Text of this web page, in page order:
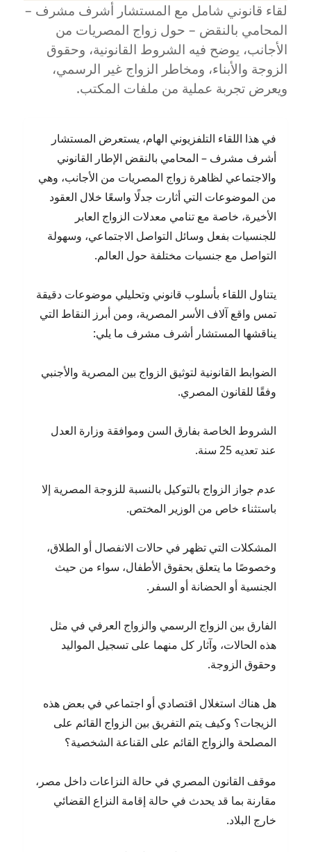
من
المحامي
أشرف
مشرف
لقاء قانوني شامل مع المستشار أشرف مشرف –
المحامي بالنقض – حول زواج المصريات من
الأجانب، يوضح فيه الشروط القانونية، وحقوق
الزوجة والأبناء، ومخاطر الزواج غير الرسمي،
ويعرض تجربة عملية من ملفات المكتب.
في هذا اللقاء التلفزيوني الهام، يستعرض المستشار
أشرف مشرف – المحامي بالنقض الإطار القانوني
والاجتماعي لظاهرة زواج المصريات من الأجانب، وهي
من الموضوعات التي أثارت جدلًا واسعًا خلال العقود
الأخيرة، خاصة مع تنامي معدلات الزواج العابر
للجنسيات بفعل وسائل التواصل الاجتماعي، وسهولة
التواصل مع جنسيات مختلفة حول العالم.
يتناول اللقاء بأسلوب قانوني وتحليلي موضوعات دقيقة
تمس واقع آلاف الأسر المصرية، ومن أبرز النقاط التي
يناقشها المستشار أشرف مشرف ما يلي:
الضوابط القانونية لتوثيق الزواج بين المصرية والأجنبي
وفقًا للقانون المصري.
الشروط الخاصة بفارق السن وموافقة وزارة العدل
عند تعديه 25 سنة.
عدم جواز الزواج بالتوكيل بالنسبة للزوجة المصرية إلا
باستثناء خاص من الوزير المختص.
المشكلات التي تظهر في حالات الانفصال أو الطلاق،
وخصوصًا ما يتعلق بحقوق الأطفال، سواء من حيث
الجنسية أو الحضانة أو السفر.
الفارق بين الزواج الرسمي والزواج العرفي في مثل
هذه الحالات، وآثار كل منهما على تسجيل المواليد
وحقوق الزوجة.
هل هناك استغلال اقتصادي أو اجتماعي في بعض هذه
الزيجات؟ وكيف يتم التفريق بين الزواج القائم على
المصلحة والزواج القائم على القناعة الشخصية؟
موقف القانون المصري في حالة النزاعات داخل مصر،
مقارنة بما قد يحدث في حالة إقامة النزاع القضائي
خارج البلاد.